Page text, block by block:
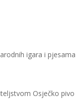
igara i pjesama
Osječko pivo